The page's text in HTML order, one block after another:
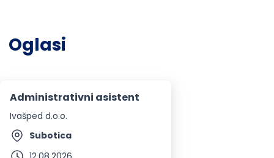
Oglasi
Administrativni asistent
Ivašped d.o.o.
Subotica